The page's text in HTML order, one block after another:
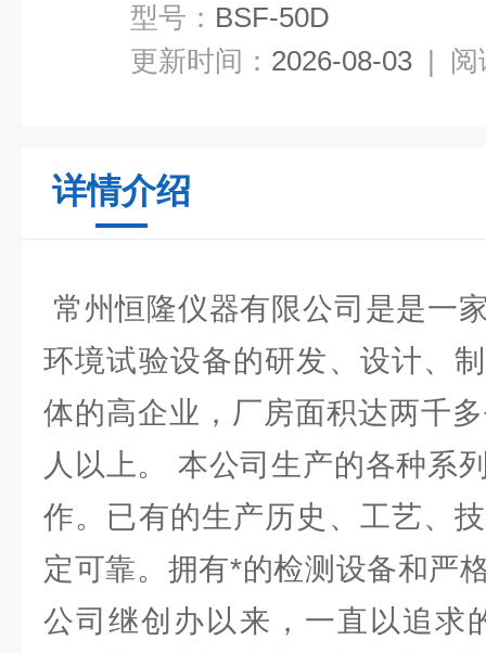
型号： BSF-50D
更新时间： 2026-08-03 | 阅
详情介绍
常州恒隆仪器有限公司是是一
环境试验设备的研发、设计、
体的高企业，厂房面积达两千
人以上。 本公司生产的各种系
作。已有的生产历史、工艺、
定可靠。拥有*的检测设备和严
公司继创办以来，一直以追求